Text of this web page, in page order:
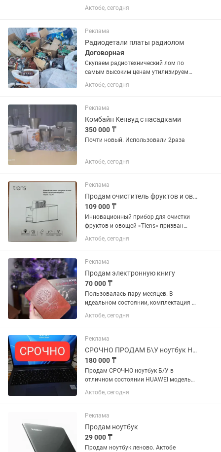
береги природу мы вам за это
заплатим.
Актобе, сегодня
Реклама
Радиодетали платы радиолом
Договорная
Скупаем радиотехнический лом по
самым высоким ценам утилизируем
орг технику предоставляем полный
пакет документов по утилизации
юридическими лицами.
Актобе, сегодня
Реклама
Комбайн Кенвуд с насадками
350 000 ₸
Почти новый. Использовали 2раза
Актобе, сегодня
Реклама
Продам очиститель фруктов и овощей
109 000 ₸
Инновационный прибор для очистки
фруктов и овощей «Tiens» призван
улучшать полезные свойства любимых
продуктов через их очищение от
Актобе, сегодня
Реклама
Продам электронную книгу
70 000 ₸
Пользовалась пару месяцев. В
идеальном состоянии, комплектация и
коробка имеется. Характеристики
Экран: Топовый бумагоподобный
максимальной четкостью (300 ppi).
Глаза не...
Актобе, сегодня
Реклама
СРОЧНО ПРОДАМ Б\У ноутбук HUAWEI модель MCLF-X. Matebook
180 000 ₸
Продам СРОЧНО ноутбук Б/У в
отличном состоянии HUAWEI модель
MCLF-X. Matebook D16. CPU: Intel i5-
12450H ROM: 512 ГБ SSD RAM: 8 ГБ.
космический серый.
Актобе, сегодня
Реклама
Продам ноутбук
29 000 ₸
Продам ноутбук леново. Актобе